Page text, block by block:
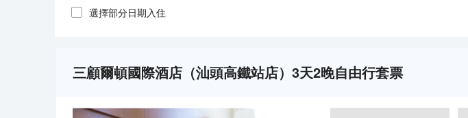
選擇部分日期入住
三顧爾頓國際酒店（汕頭高鐵站店）3天2晚自由行套票